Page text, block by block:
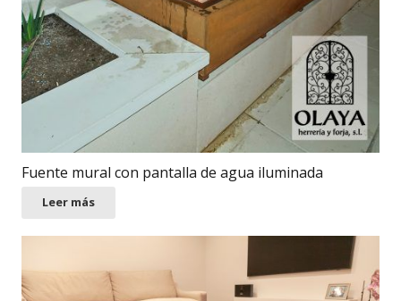
Fuente mural con pantalla de agua iluminada
Leer más